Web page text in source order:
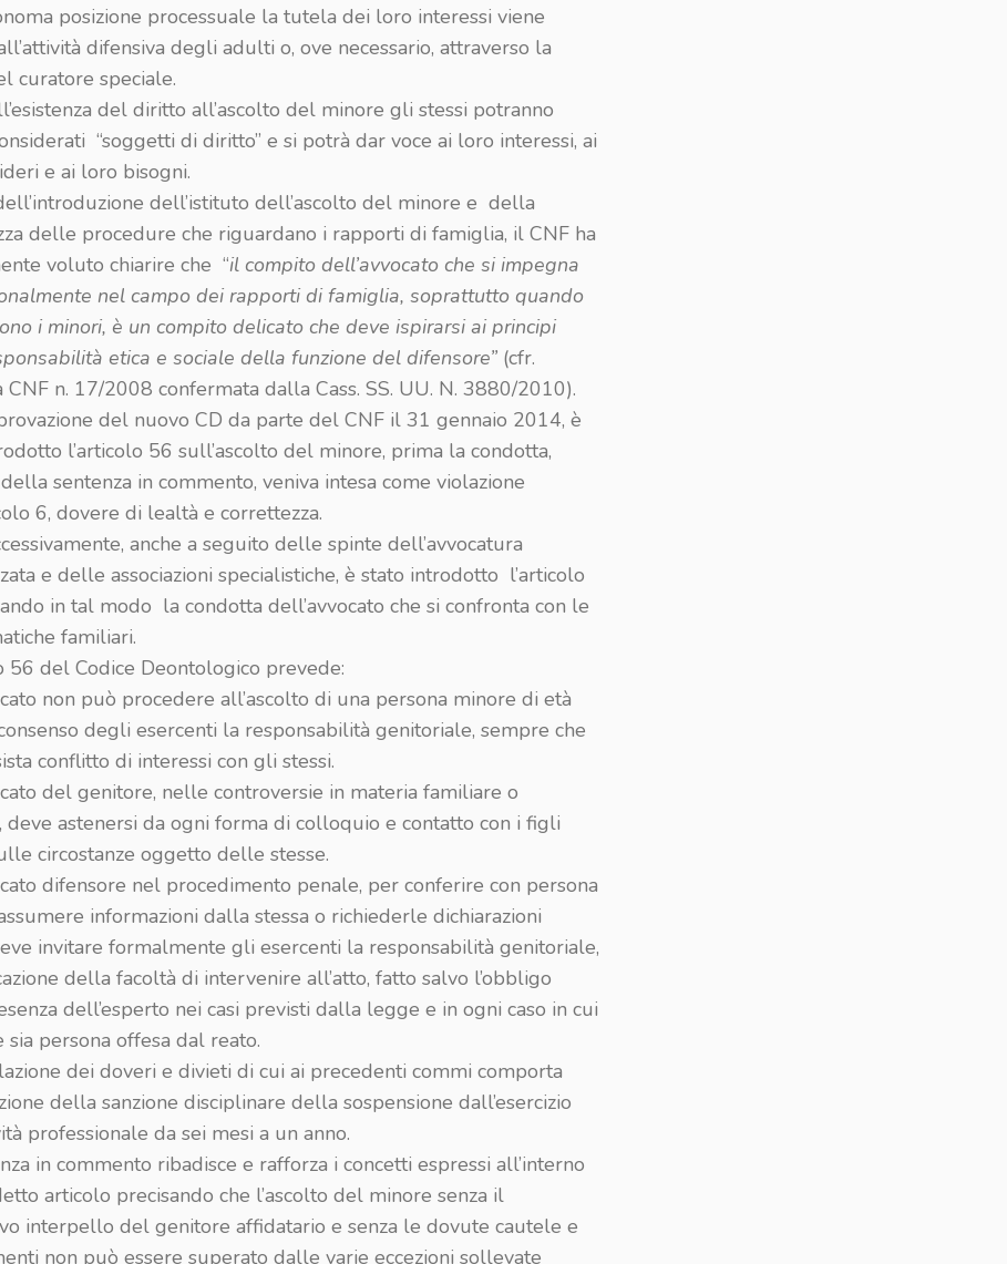
posizione processuale la tutela dei loro interessi viene
difensiva degli adulti o, ove necessario, attraverso la
curatore speciale.
del diritto all’ascolto del minore gli stessi potranno
“soggetti di diritto” e si potrà dar voce ai loro interessi, ai
e ai loro bisogni.
dell’istituto dell’ascolto del minore e della
delle procedure che riguardano i rapporti di famiglia, il CNF ha
voluto chiarire che “il compito dell’avvocato che si impegna
nel campo dei rapporti di famiglia, soprattutto quando
i minori, è un compito delicato che deve ispirarsi ai principi
etica e sociale della funzione del difensore” (cfr.
CNF n. 17/2008 confermata dalla Cass. SS. UU. N. 3880/2010).
del nuovo CD da parte del CNF il 31 gennaio 2014, è
l’articolo 56 sull’ascolto del minore, prima la condotta,
sentenza in commento, veniva intesa come violazione
6, dovere di lealtà e correttezza.
anche a seguito delle spinte dell’avvocatura
e delle associazioni specialistiche, è stato introdotto l’articolo
in tal modo la condotta dell’avvocato che si confronta con le
familiari.
56 del Codice Deontologico prevede:
non può procedere all’ascolto di una persona minore di età
degli esercenti la responsabilità genitoriale, sempre che
conflitto di interessi con gli stessi.
del genitore, nelle controversie in materia familiare o
deve astenersi da ogni forma di colloquio e contatto con i figli
circostanze oggetto delle stesse.
difensore nel procedimento penale, per conferire con persona
informazioni dalla stessa o richiederle dichiarazioni
invitare formalmente gli esercenti la responsabilità genitoriale,
della facoltà di intervenire all’atto, fatto salvo l’obbligo
dell’esperto nei casi previsti dalla legge e in ogni caso in cui
sia persona offesa dal reato.
dei doveri e divieti di cui ai precedenti commi comporta
della sanzione disciplinare della sospensione dall’esercizio
professionale da sei mesi a un anno.
in commento ribadisce e rafforza i concetti espressi all’interno
articolo precisando che l’ascolto del minore senza il
interpello del genitore affidatario e senza le dovute cautele e
non può essere superato dalle varie eccezioni sollevate